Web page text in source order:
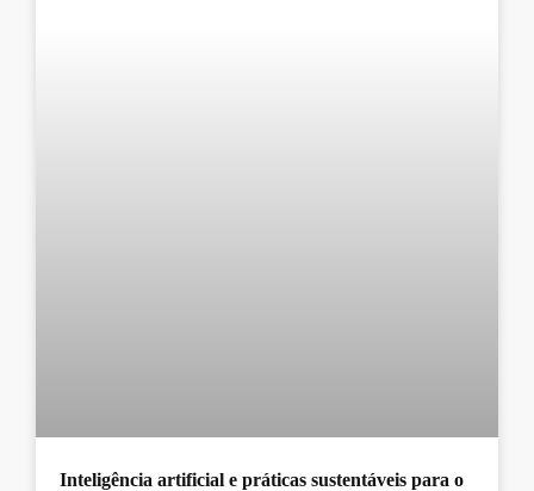
Inteligência artificial e práticas sustentáveis para o